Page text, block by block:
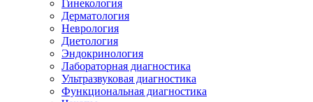
Гинекология
Дерматология
Неврология
Диетология
Эндокринология
Лабораторная диагностика
Ультразвуковая диагностика
Функциональная диагностика